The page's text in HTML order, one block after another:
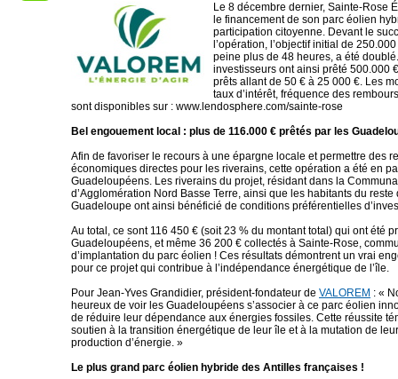
Le 8 décembre dernier, Sainte-Rose
le financement de son parc éolien
participation citoyenne. Devant le
l’opération, l’objectif initial de
peine plus de 48 heures, a été
investisseurs ont ainsi prêté 500.000
prêts allant de 50 € à 25 000 €. Les
taux d’intérêt, fréquence des
sont disponibles sur : www.lendosphere.com/sainte-rose
Bel engouement local : plus de 116.000 € prêtés par les
Afin de favoriser le recours à une épargne locale et permettre des
économiques directes pour les riverains, cette opération a été en
Guadeloupéens. Les riverains du projet, résidant dans la
d’Agglomération Nord Basse Terre, ainsi que les habitants du reste
Guadeloupe ont ainsi bénéficié de conditions préférentielles
Au total, ce sont 116 450 € (soit 23 % du montant total) qui ont été
Guadeloupéens, et même 36 200 € collectés à Sainte-Rose,
d’implantation du parc éolien ! Ces résultats démontrent un vrai
pour ce projet qui contribue à l’indépendance énergétique de l’île.
Pour Jean-Yves Grandidier, président-fondateur de VALOREM : «
heureux de voir les Guadeloupéens s’associer à ce parc éolien
de réduire leur dépendance aux énergies fossiles. Cette réussite
soutien à la transition énergétique de leur île et à la mutation de
production d’énergie. »
Le plus grand parc éolien hybride des Antilles françaises !